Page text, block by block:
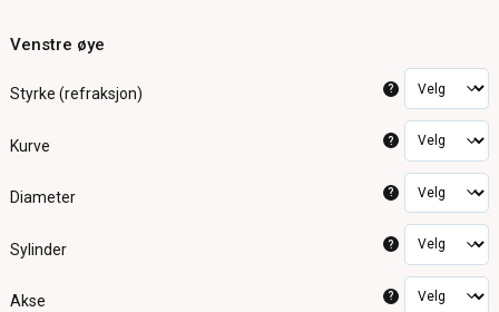
Venstre øye
Styrke (refraksjon) ?
Kurve ?
Diameter ?
Sylinder ?
Akse ?